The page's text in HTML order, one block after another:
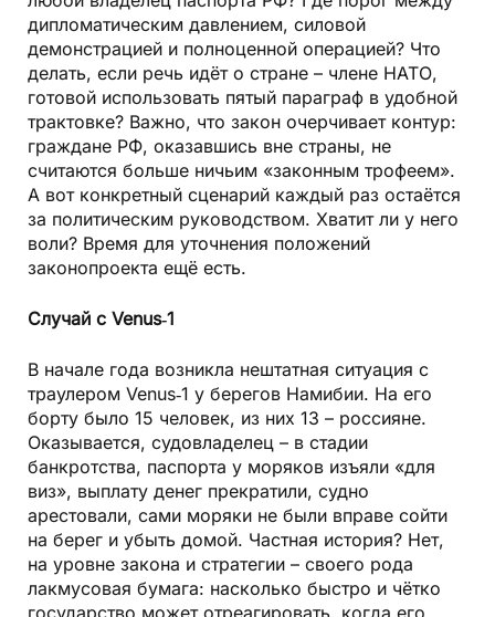
дипломатическим давлением, силовой
демонстрацией и полноценной операцией? Что
делать, если речь идёт о стране – члене НАТО,
готовой использовать пятый параграф в удобной
трактовке? Важно, что закон очерчивает контур:
граждане РФ, оказавшись вне страны, не
считаются больше ничьим «законным трофеем».
А вот конкретный сценарий каждый раз остаётся
за политическим руководством. Хватит ли у него
воли? Время для уточнения положений
законопроекта ещё есть.
Случай с Venus‑1
В начале года возникла нештатная ситуация с
траулером Venus‑1 у берегов Намибии. На его
борту было 15 человек, из них 13 – россияне.
Оказывается, судовладелец – в стадии
банкротства, паспорта у моряков изъяли «для
виз», выплату денег прекратили, судно
арестовали, сами моряки не были вправе сойти
на берег и убыть домой. Частная история? Нет,
на уровне закона и стратегии – своего рода
лакмусовая бумага: насколько быстро и чётко